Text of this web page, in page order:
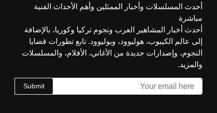
أحدث المسلسلات وأخبار الممثلين وأهم الأحداث الفنية
مباشرة
أحدث أخبار المشاهير العرب ونجوم تركيا وكوريا، بالإضافة
إلى عالم الكيبوب، هوليوود، وبوليوود. تابع تطورات قضايا
النجوم، وإصدارات جديدة من الأغاني، الأفلام، والمسلسلات
والمزيد.
Submit